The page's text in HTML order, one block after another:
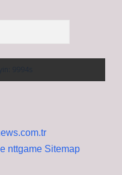
nttgame Sitemap